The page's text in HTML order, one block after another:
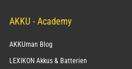
AKKU - Academy
AKKUman Blog
LEXIKON Akkus & Batterien